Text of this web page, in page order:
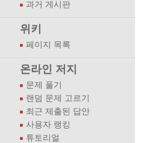
과거 게시판
위키
페이지 목록
온라인 저지
문제 풀기
랜덤 문제 고르기
최근 제출된 답안
사용자 랭킹
튜토리얼